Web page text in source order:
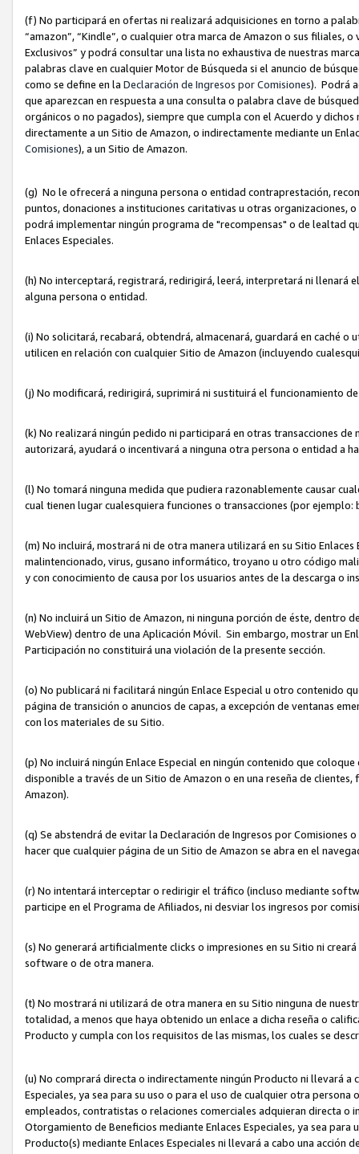
(f) No participará en ofertas ni realizará adquisiciones en torno a
“amazon”, “Kindle”, o cualquier otra marca de Amazon o sus filiales,
Exclusivos” y podrá consultar una lista no exhaustiva de nuestras
palabras clave en cualquier Motor de Búsqueda si el anuncio de
como se define en la Declaración de Ingresos por Comisiones). Podrá
que aparezcan en respuesta a una consulta o palabra clave de
orgánicos o no pagados), siempre que cumpla con el Acuerdo y
directamente a un Sitio de Amazon, o indirectamente mediante un
Comisiones), a un Sitio de Amazon.
(g) No le ofrecerá a ninguna persona o entidad contraprestación,
puntos, donaciones a instituciones caritativas u otras organizaciones,
podrá implementar ningún programa de "recompensas" o de lealtad
Enlaces Especiales.
(h) No interceptará, registrará, redirigirá, leerá, interpretará ni
alguna persona o entidad.
(i) No solicitará, recabará, obtendrá, almacenará, guardará en caché
utilicen en relación con cualquier Sitio de Amazon (incluyendo
(j) No modificará, redirigirá, suprimirá ni sustituirá el funcionamiento
(k) No realizará ningún pedido ni participará en otras transacciones
autorizará, ayudará o incentivará a ninguna otra persona o entidad a
(l) No tomará ninguna medida que pudiera razonablemente causar
cual tienen lugar cualesquiera funciones o transacciones (por
(m) No incluirá, mostrará ni de otra manera utilizará en su Sitio
malintencionado, virus, gusano informático, troyano u otro código
y con conocimiento de causa por los usuarios antes de la descarga
(n) No incluirá un Sitio de Amazon, ni ninguna porción de éste,
WebView) dentro de una Aplicación Móvil. Sin embargo, mostrar un
Participación no constituirá una violación de la presente sección.
(o) No publicará ni facilitará ningún Enlace Especial u otro contenido
página de transición o anuncios de capas, a excepción de ventanas
con los materiales de su Sitio.
(p) No incluirá ningún Enlace Especial en ningún contenido que
disponible a través de un Sitio de Amazon o en una reseña de
Amazon).
(q) Se abstendrá de evitar la Declaración de Ingresos por
hacer que cualquier página de un Sitio de Amazon se abra en el
(r) No intentará interceptar o redirigir el tráfico (incluso mediante
participe en el Programa de Afiliados, ni desviar los ingresos por
(s) No generará artificialmente clicks o impresiones en su Sitio ni
software o de otra manera.
(t) No mostrará ni utilizará de otra manera en su Sitio ninguna de
totalidad, a menos que haya obtenido un enlace a dicha reseña o
Producto y cumpla con los requisitos de las mismas, los cuales se
(u) No comprará directa o indirectamente ningún Producto ni llevará a
Especiales, ya sea para su uso o para el uso de cualquier otra
empleados, contratistas o relaciones comerciales adquieran directa o
Otorgamiento de Beneficios mediante Enlaces Especiales, ya sea
Producto(s) mediante Enlaces Especiales ni llevará a cabo una